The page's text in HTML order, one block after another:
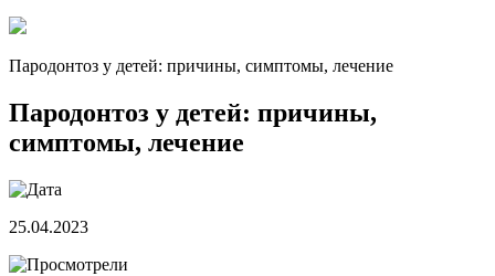
Пародонтоз у детей: причины, симптомы, лечение
Пародонтоз у детей: причины,
симптомы, лечение
25.04.2023